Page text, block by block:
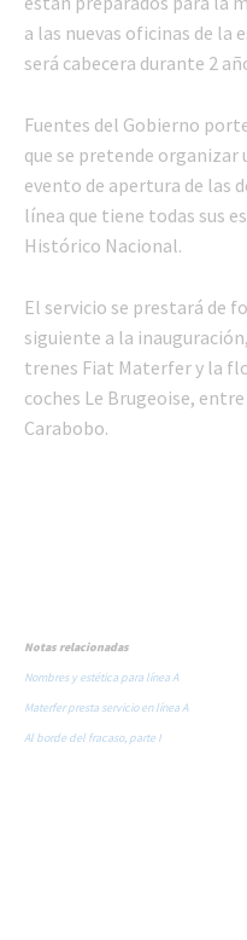
a las nuevas oficinas de la
será cabecera durante 2
Fuentes del Gobierno
que se pretende
evento de apertura de las
línea que tiene todas sus
Histórico Nacional.
El servicio se prestará de
siguiente a la
trenes Fiat Materfer y la
coches Le Brugeoise,
Carabobo.
Notas relacionadas
Nombres y estética para línea A
Materfer presta servicio en línea A
Al borde del fracaso, parte I